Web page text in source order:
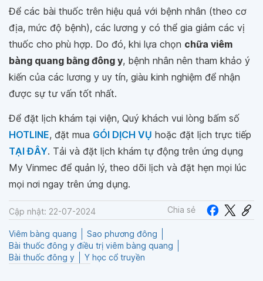
Để các bài thuốc trên hiệu quả với bệnh nhân (theo cơ
địa, mức độ bệnh), các lương y có thể gia giảm các vị
thuốc cho phù hợp. Do đó, khi lựa chọn chữa viêm
bàng quang bằng đông y, bệnh nhân nên tham khảo ý
kiến của các lương y uy tín, giàu kinh nghiệm để nhận
được sự tư vấn tốt nhất.
Để đặt lịch khám tại viện, Quý khách vui lòng bấm số
HOTLINE, đặt mua GÓI DỊCH VỤ hoặc đặt lịch trực tiếp
TẠI ĐÂY. Tải và đặt lịch khám tự động trên ứng dụng
My Vinmec để quản lý, theo dõi lịch và đặt hẹn mọi lúc
mọi nơi ngay trên ứng dụng.
Cập nhật: 22-07-2024 Chia sẻ
Viêm bàng quang
Sao phương đông
Bài thuốc đông y điều trị viêm bàng quang
Bài thuốc đông y
Y học cổ truyền